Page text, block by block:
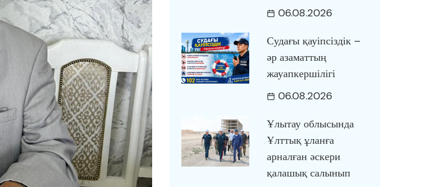
06.08.2026
Судағы қауіпсіздік –
әр азаматтың
жауапкершілігі
06.08.2026
Ұлытау облысында
Ұлттық ұланға
арналған әскери
қалашық салынып